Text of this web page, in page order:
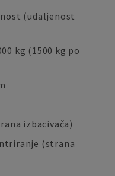
(udaljenost
kg (1500 kg po
izbacivača)
(strana